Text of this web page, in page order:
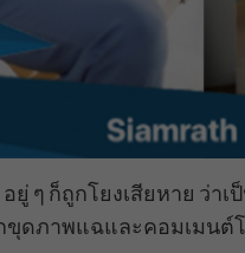
อยู่ ๆ ก็ถูกโยงเสียหาย ว่า
ขุดภาพแฉและคอมเมนต์